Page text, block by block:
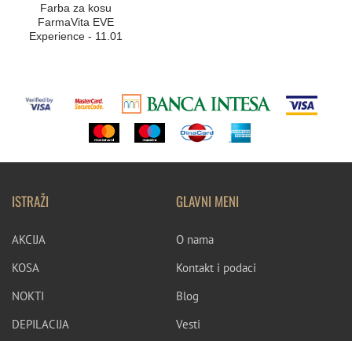
Farba za kosu
FarmaVita EVE
Experience - 11.01
ISTRAŽI
AKCIJA
KOSA
NOKTI
DEPILACIJA
GLAVNI MENI
O nama
Kontakt i podaci
Blog
Vesti